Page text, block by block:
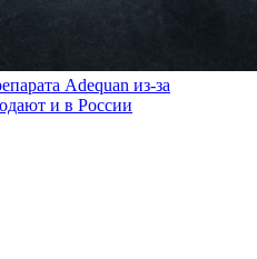
Adequan из-за
и в России